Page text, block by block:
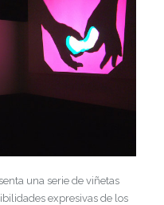
una serie de viñetas
expresivas de los